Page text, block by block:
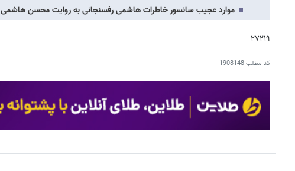
موارد عجیب سانسور خاطرات هاشمی رفسنجانی به روایت محسن هاشمی
۲۷۲۱۹
کد مطلب1908148